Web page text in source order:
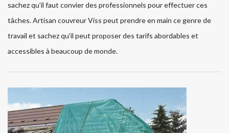
sachez qu'il faut convier des professionnels pour effectuer ces
tâches. Artisan couvreur Viss peut prendre en main ce genre de
travail et sachez qu'il peut proposer des tarifs abordables et
accessibles à beaucoup de monde.